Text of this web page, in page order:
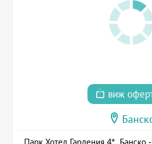
виж
Парк Хотел Гардения 4*, Банско